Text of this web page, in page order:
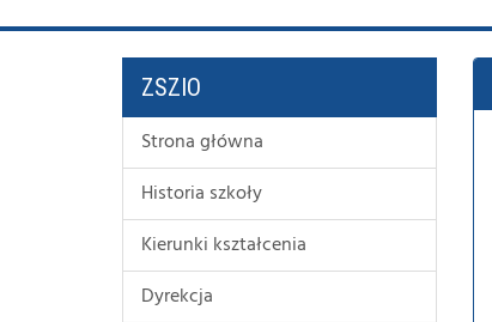
ZSZIO
Strona główna
Historia szkoły
Kierunki kształcenia
Dyrekcja